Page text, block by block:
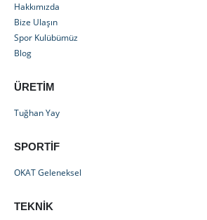
Hakkımızda
Bize Ulaşın
Spor Kulübümüz
Blog
ÜRETIM
Tuğhan Yay
SPORTIF
OKAT Geleneksel
TEKNIK